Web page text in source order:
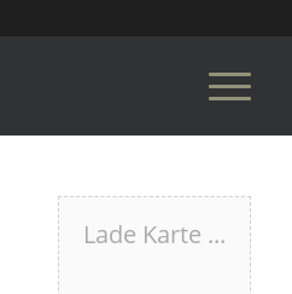
Lade Karte ...